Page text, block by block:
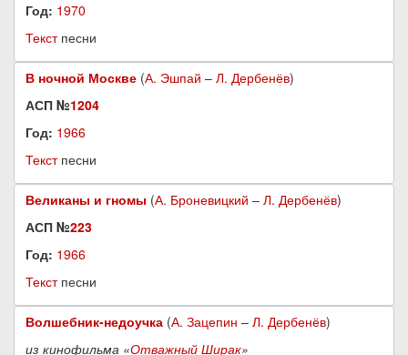
Год: 1970
Текстпесни
В ночной Москве (А. Эшпай – Л. Дербенёв)
АСП №1204
Год: 1966
Текстпесни
Великаны и гномы (А. Броневицкий – Л. Дербенёв)
АСП №223
Год: 1966
Текстпесни
Волшебник-недоучка (А. Зацепин – Л. Дербенёв)
из кинофильма «Отважный Ширак»